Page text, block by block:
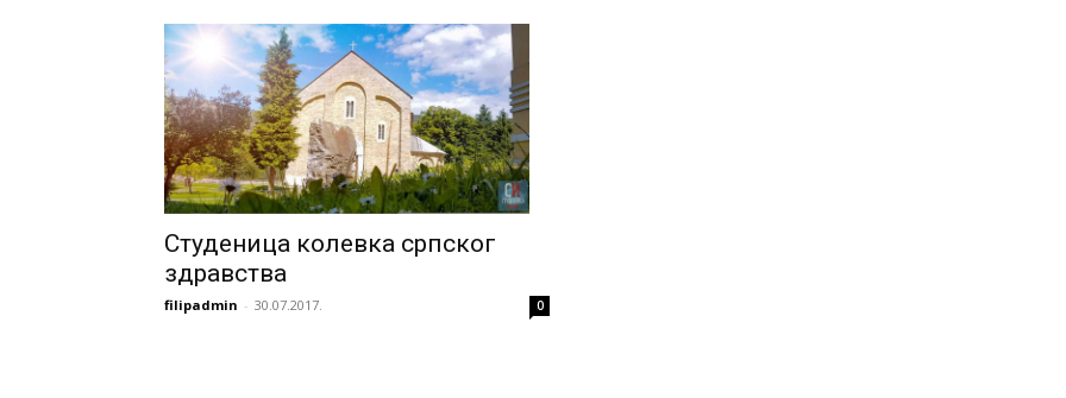
Студеница колевка српског
здравства
filipadmin - 30.07.2017. 0